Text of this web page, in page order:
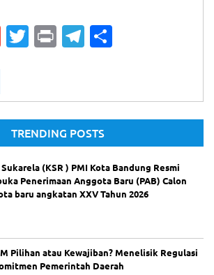
G
m
l
T
w
er
Pr
in
T
el
gr
a
m
e
TRENDING POSTS
Sukarela (KSR ) PMI Kota Bandung Resmi
Penerimaan Anggota Baru (PAB) Calon
baru angkatan XXV Tahun 2026
Pilihan atau Kewajiban? Menelisik Regulasi
Pemerintah Daerah